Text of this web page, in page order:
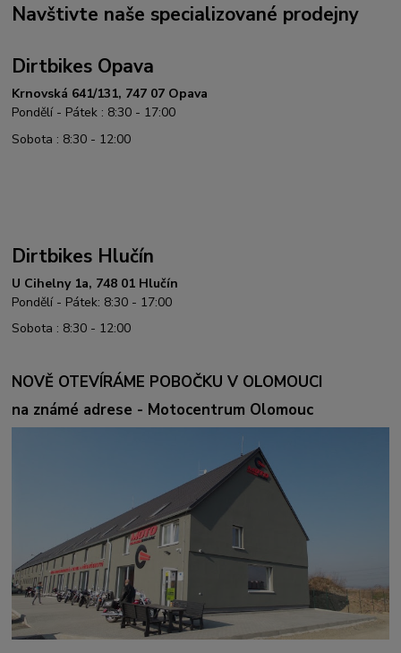
Navštivte naše specializované prodejny
Dirtbikes Opava
Krnovská 641/131, 747 07 Opava
Pondělí - Pátek : 8:30 - 17:00
Sobota : 8:30 - 12:00
Dirtbikes Hlučín
U Cihelny 1a, 748 01 Hlučín
Pondělí - Pátek: 8:30 - 17:00
Sobota : 8:30 - 12:00
NOVĚ OTEVÍRÁME POBOČKU V OLOMOUCI
na známé adrese - Motocentrum Olomouc